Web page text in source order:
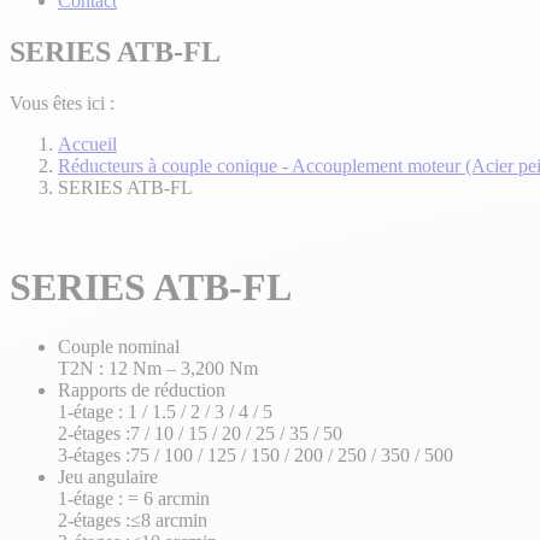
SERIES ATB-FL
Vous êtes ici :
Accueil
Réducteurs à couple conique - Accouplement moteur (Acier
SERIES ATB-FL
SERIES ATB-FL
Couple nominal
T2N : 12 Nm – 3,200 Nm
Rapports de réduction
1-étage : 1 / 1.5 / 2 / 3 / 4 / 5
2-étages :7 / 10 / 15 / 20 / 25 / 35 / 50
3-étages :75 / 100 / 125 / 150 / 200 / 250 / 350 / 500
Jeu angulaire
1-étage : = 6 arcmin
2-étages :≤8 arcmin